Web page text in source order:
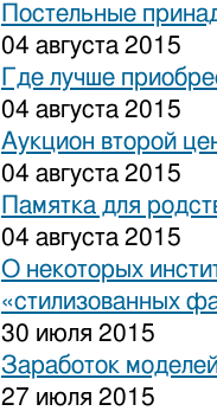
Постельные
04 августа 2015
Где лучше
04 августа 2015
Аукцион второй
04 августа 2015
Памятка для
04 августа 2015
О некоторых
«стилизованных
30 июля 2015
Заработок
27 июля 2015